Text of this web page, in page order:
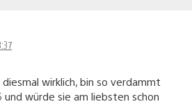
wirklich, bin so verdammt
und würde sie am liebsten schon